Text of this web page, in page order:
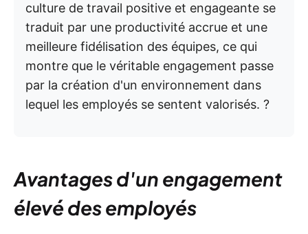
culture de travail positive et engageante se
traduit par une productivité accrue et une
meilleure fidélisation des équipes, ce qui
montre que le véritable engagement passe
par la création d'un environnement dans
lequel les employés se sentent valorisés. ?
Avantages d'un engagement
élevé des employés